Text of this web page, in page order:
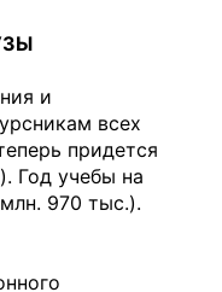
и
всех
придется
Год учебы на
970 тыс.).